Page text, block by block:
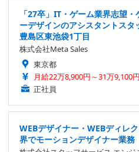
「27卒」IT・ゲーム業界志望
ーデザインのアシスタントス
豊島区東池袋1丁目
株式会社Meta Sales
東京都
月給22万8,900円～31万9,100円
正社員
WEBデザイナー・WEBディレ
界でモーションデザイナー業務